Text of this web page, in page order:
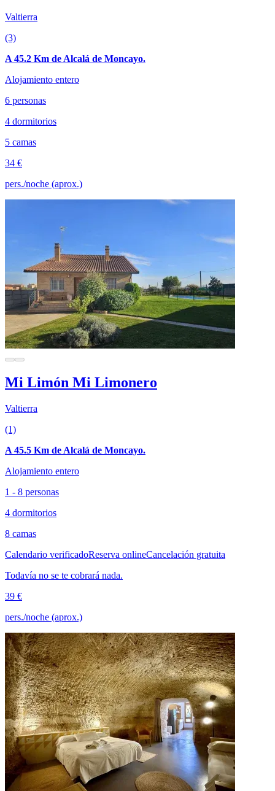
Valtierra
(3)
A 45.2 Km de Alcalá de Moncayo.
Alojamiento entero
6 personas
4 dormitorios
5 camas
34 €
pers./noche (aprox.)
Mi Limón Mi Limonero
Valtierra
(1)
A 45.5 Km de Alcalá de Moncayo.
Alojamiento entero
1 - 8 personas
4 dormitorios
8 camas
Calendario verificadoReserva onlineCancelación gratuita
Todavía no se te cobrará nada.
39 €
pers./noche (aprox.)